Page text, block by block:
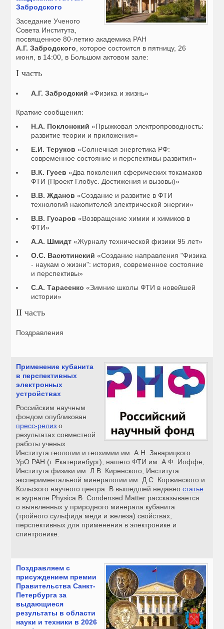
Забродского
Заседание Ученого
Совета Института,
посвященное 80-летию академика РАН
А.Г. Забродского , которое состоится в пятницу, 26
июня, в 14:00, в Большом актовом зале:
I часть
А.Г. Забродский «Физика и жизнь»
Краткие сообщения:
Н.А. Поклонский «Прыжковая электропроводность:
развитие теории и приложения»
Е.И. Теруков «Солнечная энергетика РФ:
современное состояние и перспективы развития»
В.К. Гусев «Два поколения сферических токамаков
ФТИ (Проект Глобус. Достижения и вызовы)»
В.В. Жданов «Создание и развитие в ФТИ
технологий накопителей электрической энергии»
В.В. Гусаров «Возвращение химии и химиков в
ФТИ»
А.А. Шмидт «Журналу технической физики 95 лет»
О.С. Васютинский «Создание направления "Физика
- наукам о жизни": история, современное состояние
и перспективы»
С.А. Тарасенко «Зимние школы ФТИ в новейшей
истории»
II часть
Поздравления
Применение кубанита
в перспективных
электронных
устройствах
Российским научным
фондом опубликован
пресс-релиз о
результатах совместной
работы ученых
Института геологии и геохимии им. А.Н. Заварицкого
УрО РАН (г. Екатеринбург), нашего ФТИ им. А.Ф. Иоффе,
Института физики им. Л.В. Киренского, Института
экспериментальной минералогии им. Д.С. Коржинского и
Кольского научного центра. В вышедшей недавностатье
в журнале Physica B: Condensed Matter рассказывается
о выявленных у природного минерала кубанита
(тройного сульфида меди и железа) свойствах,
перспективных для применения в электронике и
спинтронике.
Поздравляем с
присуждением премии
Правительства Санкт-
Петербурга за
выдающиеся
результаты в области
науки и техники в 2026